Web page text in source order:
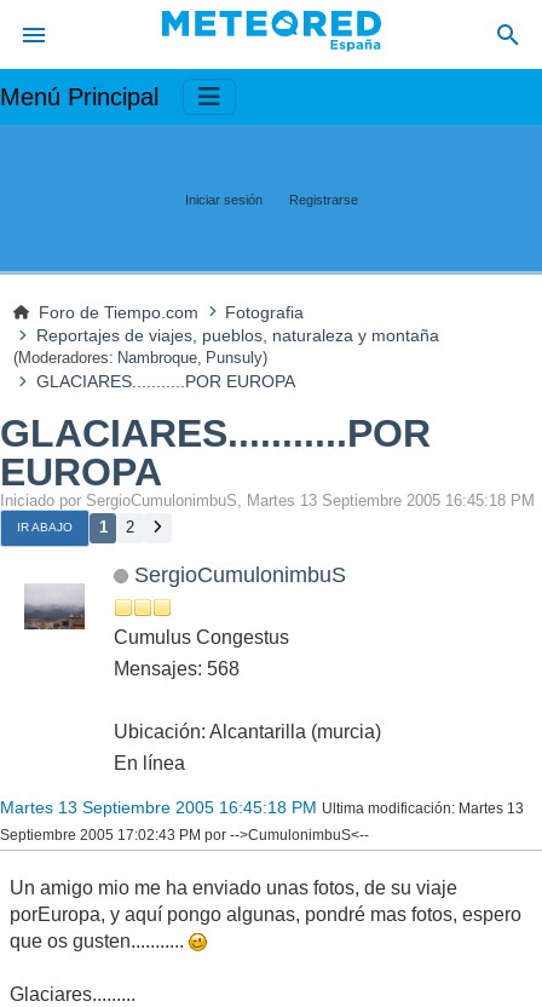
Menú Principal
Iniciar sesión Registrarse
Foro de Tiempo.com
Fotografia
Reportajes de viajes, pueblos, naturaleza y montaña
(Moderadores: Nambroque, Punsuly)
GLACIARES...........POR EUROPA
GLACIARES...........POR
EUROPA
Iniciado por SergioCumulonimbuS, Martes 13 Septiembre 2005 16:45:18 PM
IR ABAJO 1 2
SergioCumulonimbuS
Cumulus Congestus
Mensajes: 568
Ubicación: Alcantarilla (murcia)
En línea
Martes 13 Septiembre 2005 16:45:18 PM Ultima modificación: Martes 13
Septiembre 2005 17:02:43 PM por -->CumulonimbuS<--
Un amigo mio me ha enviado unas fotos, de su viaje
porEuropa, y aquí pongo algunas, pondré mas fotos, espero
que os gusten...........
Glaciares.........